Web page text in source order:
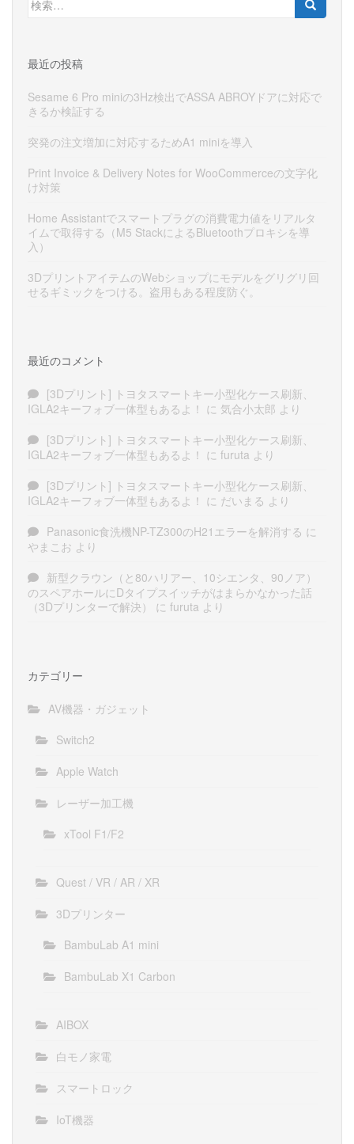
索:
最近の投稿
Sesame 6 Pro miniの3Hz検出でASSA ABROYドアに対応で
きるか検証する
突発の注文増加に対応するためA1 miniを導入
Print Invoice & Delivery Notes for WooCommerceの文字化
け対策
Home Assistantでスマートプラグの消費電力値をリアルタ
イムで取得する（M5 StackによるBluetoothプロキシを導
入）
3DプリントアイテムのWebショップにモデルをグリグリ回
せるギミックをつける。盗用もある程度防ぐ。
最近のコメント
[3Dプリント] トヨタスマートキー小型化ケース刷新、
IGLA2キーフォブ一体型もあるよ！ に 気合小太郎 より
[3Dプリント] トヨタスマートキー小型化ケース刷新、
IGLA2キーフォブ一体型もあるよ！ に furuta より
[3Dプリント] トヨタスマートキー小型化ケース刷新、
IGLA2キーフォブ一体型もあるよ！ に だいまる より
Panasonic食洗機NP-TZ300のH21エラーを解消する に
やまこお より
新型クラウン（と80ハリアー、10シエンタ、90ノア）
のスペアホールにDタイプスイッチがはまらかなかった話
（3Dプリンターで解決）
に furuta より
カテゴリー
AV機器・ガジェット
Switch2
Apple Watch
レーザー加工機
xTool F1/F2
Quest / VR / AR / XR
3Dプリンター
BambuLab A1 mini
BambuLab X1 Carbon
AIBOX
白モノ家電
スマートロック
IoT機器